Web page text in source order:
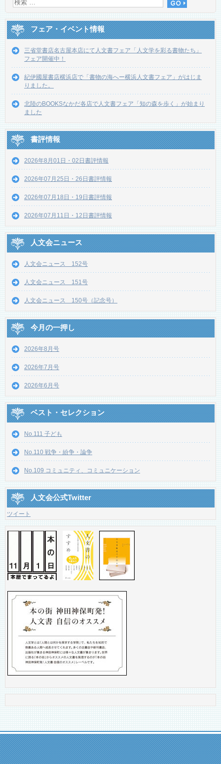
フェア・イベント情報
三省堂書店名古屋本店にて人文書フェア「人文学を彩る書物たち」
フェア開催中！
紀伊國屋書店横浜店で「書物の海へー横浜人文書フェア」がはじま
りました。
北陸のBOOKSなかだ各店で人文書フェア「知の森を歩く」が始まり
ました
書評情報
2026年8月01日・02日書評情報
2026年07月25日・26日書評情報
2026年07月18日・19日書評情報
2026年07月11日・12日書評情報
人文会ニュース
人文会ニュース 152号
人文会ニュース 151号
人文会ニュース 150号（記念号）
今月の一押し
2026年8月号
2026年7月号
2026年6月号
ベスト・セレクション
No.111 子ども
No.110 戦争・紛争・論争
No.109 コミュニティ、コミュニケーション
人文会公式Twitter
ツイート